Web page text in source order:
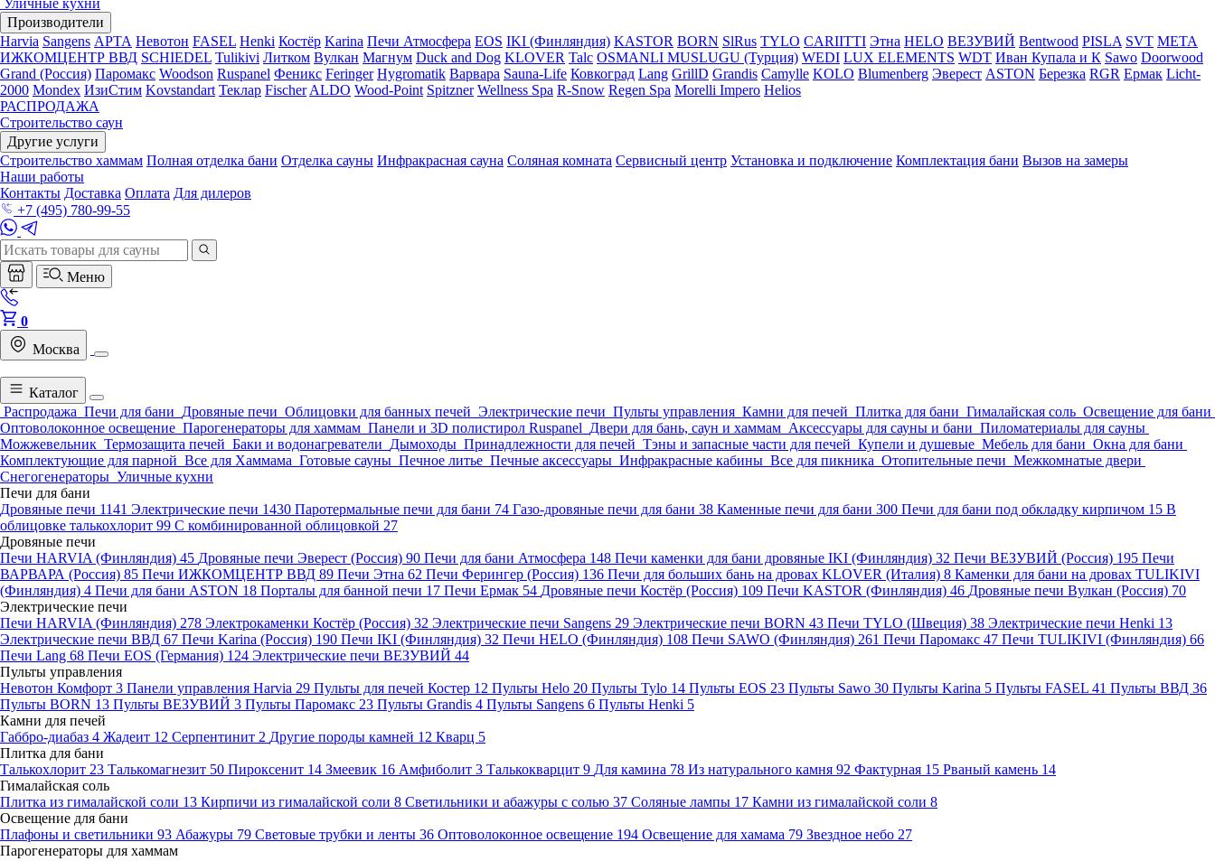
Уличные кухни
Производители
Harvia Sangens АРТА Невотон FASEL Henki Костёр Karina Печи Атмосфера EOS IKI (Финляндия) KASTOR BORN SlRus TYLO CARIITTI Этна HELO ВЕЗУВИЙ Bentwood PISLA SVT МЕТА
ИЖКОМЦЕНТР ВВД SCHIEDEL Tulikivi Литком Вулкан Магнум Duck and Dog KLOVER Talc OSMANLI MUSLUGU (Турция) WEDI LUX ELEMENTS WDT Иван Купала и К Sawo Doorwood
Grand (Россия) Паромакс Woodson Ruspanel Феникс Feringer Hygromatik Варвара Sauna-Life Ковкоград Lang GrillD Grandis Camylle KOLO Blumenberg Эверест ASTON Березка RGR Ермак Licht-
2000 Mondex ИзиСтим Kovstandart Теклар Fischer ALDO Wood-Point Spitzner Wellness Spa R-Snow Regen Spa Morelli Impero Helios
РАСПРОДАЖА
Строительство саун
Другие услуги
Строительство хаммам Полная отделка бани Отделка сауны Инфракрасная сауна Соляная комната Сервисный центр Установка и подключение Комплектация бани Вызов на замеры
Наши работы
Контакты Доставка Оплата Для дилеров
+7 (495) 780-99-55
Меню
0
Москва
Каталог
Распродажа Печи для бани Дровяные печи Облицовки для банных печей Электрические печи Пульты управления Камни для печей Плитка для бани Гималайская соль Освещение для бани
Оптоволоконное освещение Парогенераторы для хаммам Панели и 3D полистирол Ruspanel Двери для бань, саун и хаммам Аксессуары для сауны и бани Пиломатериалы для сауны
Можжевельник Термозащита печей Баки и водонагреватели Дымоходы Принадлежности для печей Тэны и запасные части для печей Купели и душевые Мебель для бани Окна для бани
Комплектующие для парной Все для Хаммама Готовые сауны Печное литье Печные аксессуары Инфракрасные кабины Все для пикника Отопительные печи Межкомнатые двери
Снегогенераторы Уличные кухни
Печи для бани
Дровяные печи 1141 Электрические печи 1430 Паротермальные печи для бани 74 Газо-дровяные печи для бани 38 Каменные печи для бани 300 Печи для бани под обкладку кирпичом 15 В
облицовке талькохлорит 99 С комбинированной облицовкой 27
Дровяные печи
Печи HARVIA (Финляндия) 45 Дровяные печи Эверест (Россия) 90 Печи для бани Атмосфера 148 Печи каменки для бани дровяные IKI (Финляндия) 32 Печи ВЕЗУВИЙ (Россия) 195 Печи
ВАРВАРА (Россия) 85 Печи ИЖКОМЦЕНТР ВВД 89 Печи Этна 62 Печи Ферингер (Россия) 136 Печи для больших бань на дровах KLOVER (Италия) 8 Каменки для бани на дровах TULIKIVI
(Финляндия) 4 Печи для бани ASTON 18 Порталы для банной печи 17 Печи Ермак 54 Дровяные печи Костёр (Россия) 109 Печи KASTOR (Финляндия) 46 Дровяные печи Вулкан (Россия) 70
Электрические печи
Печи HARVIA (Финляндия) 278 Электрокаменки Костёр (Россия) 32 Электрические печи Sangens 29 Электрические печи BORN 43 Печи TYLO (Швеция) 38 Электрические печи Henki 13
Электрические печи ВВД 67 Печи Karina (Россия) 190 Печи IKI (Финляндия) 32 Печи HELO (Финляндия) 108 Печи SAWO (Финляндия) 261 Печи Паромакс 47 Печи TULIKIVI (Финляндия) 66
Печи Lang 68 Печи EOS (Германия) 124 Электрические печи ВЕЗУВИЙ 44
Пульты управления
Невотон Комфорт 3 Панели управления Harvia 29 Пульты для печей Костер 12 Пульты Helo 20 Пульты Tylo 14 Пульты EOS 23 Пульты Sawo 30 Пульты Karina 5 Пульты FASEL 41 Пульты ВВД 36
Пульты BORN 13 Пульты ВЕЗУВИЙ 3 Пульты Паромакс 23 Пульты Grandis 4 Пульты Sangens 6 Пульты Henki 5
Камни для печей
Габбро-диабаз 4 Жадеит 12 Серпентинит 2 Другие породы камней 12 Кварц 5
Плитка для бани
Талькохлорит 23 Талькомагнезит 50 Пироксенит 14 Змеевик 16 Амфиболит 3 Талькокварцит 9 Для камина 78 Из натурального камня 92 Фактурная 15 Рваный камень 14
Гималайская соль
Плитка из гималайской соли 13 Кирпичи из гималайской соли 8 Светильники и абажуры с солью 37 Соляные лампы 17 Камни из гималайской соли 8
Освещение для бани
Плафоны и светильники 93 Абажуры 79 Световые трубки и ленты 36 Оптоволоконное освещение 194 Освещение для хамама 79 Звездное небо 27
Парогенераторы для хаммам